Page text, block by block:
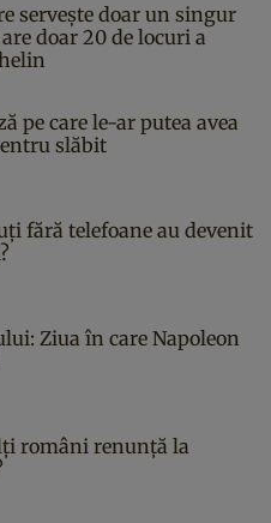
servește doar un singur
doar 20 de locuri a
pe care le-ar putea avea
slăbit
fără telefoane au devenit
Ziua în care Napoleon
români renunță la